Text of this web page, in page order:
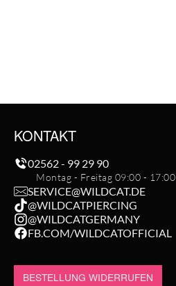
KONTAKT
02562 - 99 29 90
Montag - Freitag 09:00 - 17:00
SERVICE@WILDCAT.DE
@WILDCATPIERCING
@WILDCATGERMANY
FB.COM/WILDCATOFFICIAL
BESTELLUNG WIDERRUFEN